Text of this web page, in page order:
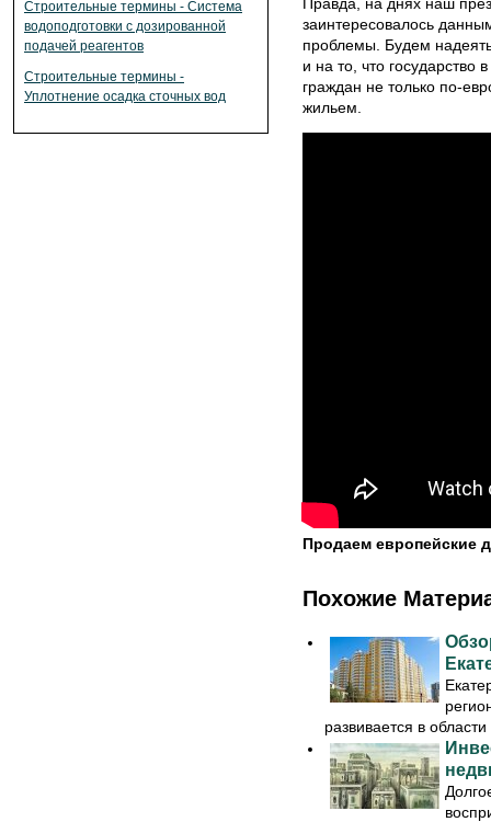
Строительные термины - Система
водоподготовки с дозированной
подачей реагентов
Строительные термины -
Уплотнение осадка сточных вод
Правда, на днях наш
заинтересовалось
проблемы. Будем
и на то, что государство
граждан не только по-
жильем.
Продаем европейские
Похожие
развивается в